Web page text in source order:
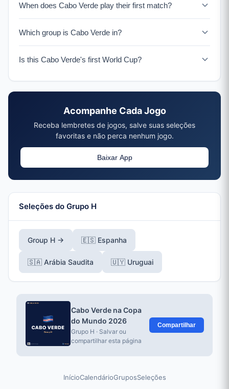
When does Cabo Verde play their first match?
historic World Cup debut.
Which group is Cabo Verde in?
Arábia Saudita.
Is this Cabo Verde's first World Cup?
Acompanhe Cada Jogo
Receba lembretes de jogos, salve suas seleções
favoritas e não perca nenhum jogo.
Baixar App
Seleções do Grupo H
Group H → 🇪🇸 Espanha
🇸🇦 Arábia Saudita 🇺🇾 Uruguai
Cabo Verde na Copa
do Mundo 2026
Grupo H · Salvar ou
compartilhar esta página
Compartilhar
InícioCalendárioGruposSeleções